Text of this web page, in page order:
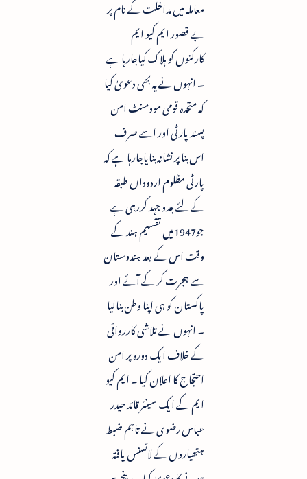
معاملہ میں مداخلت کے نام پر
بے قصور ایم کیو ایم
کارکنوں کو ہلاک کیاجارہا ہے
۔ انہوں نے یہ بھی دعویٰ کیا
کہ متحدہ قومی موومنٹ امن
پسند پارٹی اور اسے صرف
اس بنا پر نشانہ بنایاجارہا ہے کہ
پارٹی مظلوم اردوداں طبقہ
کے لئے جدو جہد کررہی ہے
جو1947میں تقسیم ہند کے
وقت اس کے بعد ہندوستان
سے ہجرت کر کے آئے اور
پاکستان کو ہی اپنا وطن بنالیا
۔ انہوں نے تلاشی کارروائی
کے خلاف ایک دورہ پر امن
احتجاج کا اعلان کیا ۔ ایم کیو
ایم کے ایک سینئر قائد حیدر
عباس رضوی نے تاہم ضبط
ہتھیاروں کے لائسنس یافتہ